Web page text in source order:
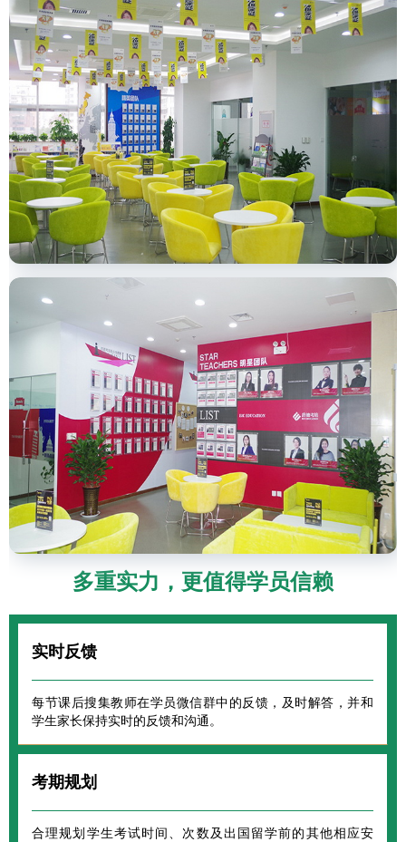
多重实力，更值得学员信赖
实时反馈
每节课后搜集教师在学员微信群中的反馈，及时解答，并和
学生家长保持实时的反馈和沟通。
考期规划
合理规划学生考试时间、次数及出国留学前的其他相应安